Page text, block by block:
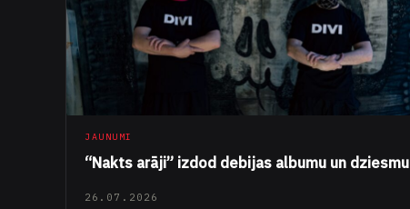
JAUNUMI
“Nakts arāji” izdod debijas albumu un dziesmu
26.07.2026